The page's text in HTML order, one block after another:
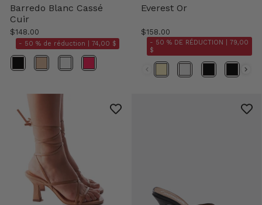
Barredo Blanc Cassé
Cuir
$148.00
- 50 % de réduction | 74,00 $
Couleurs
Everest Or
$158.00
- 50 % DE RÉDUCTION |
79,00
$
Couleur